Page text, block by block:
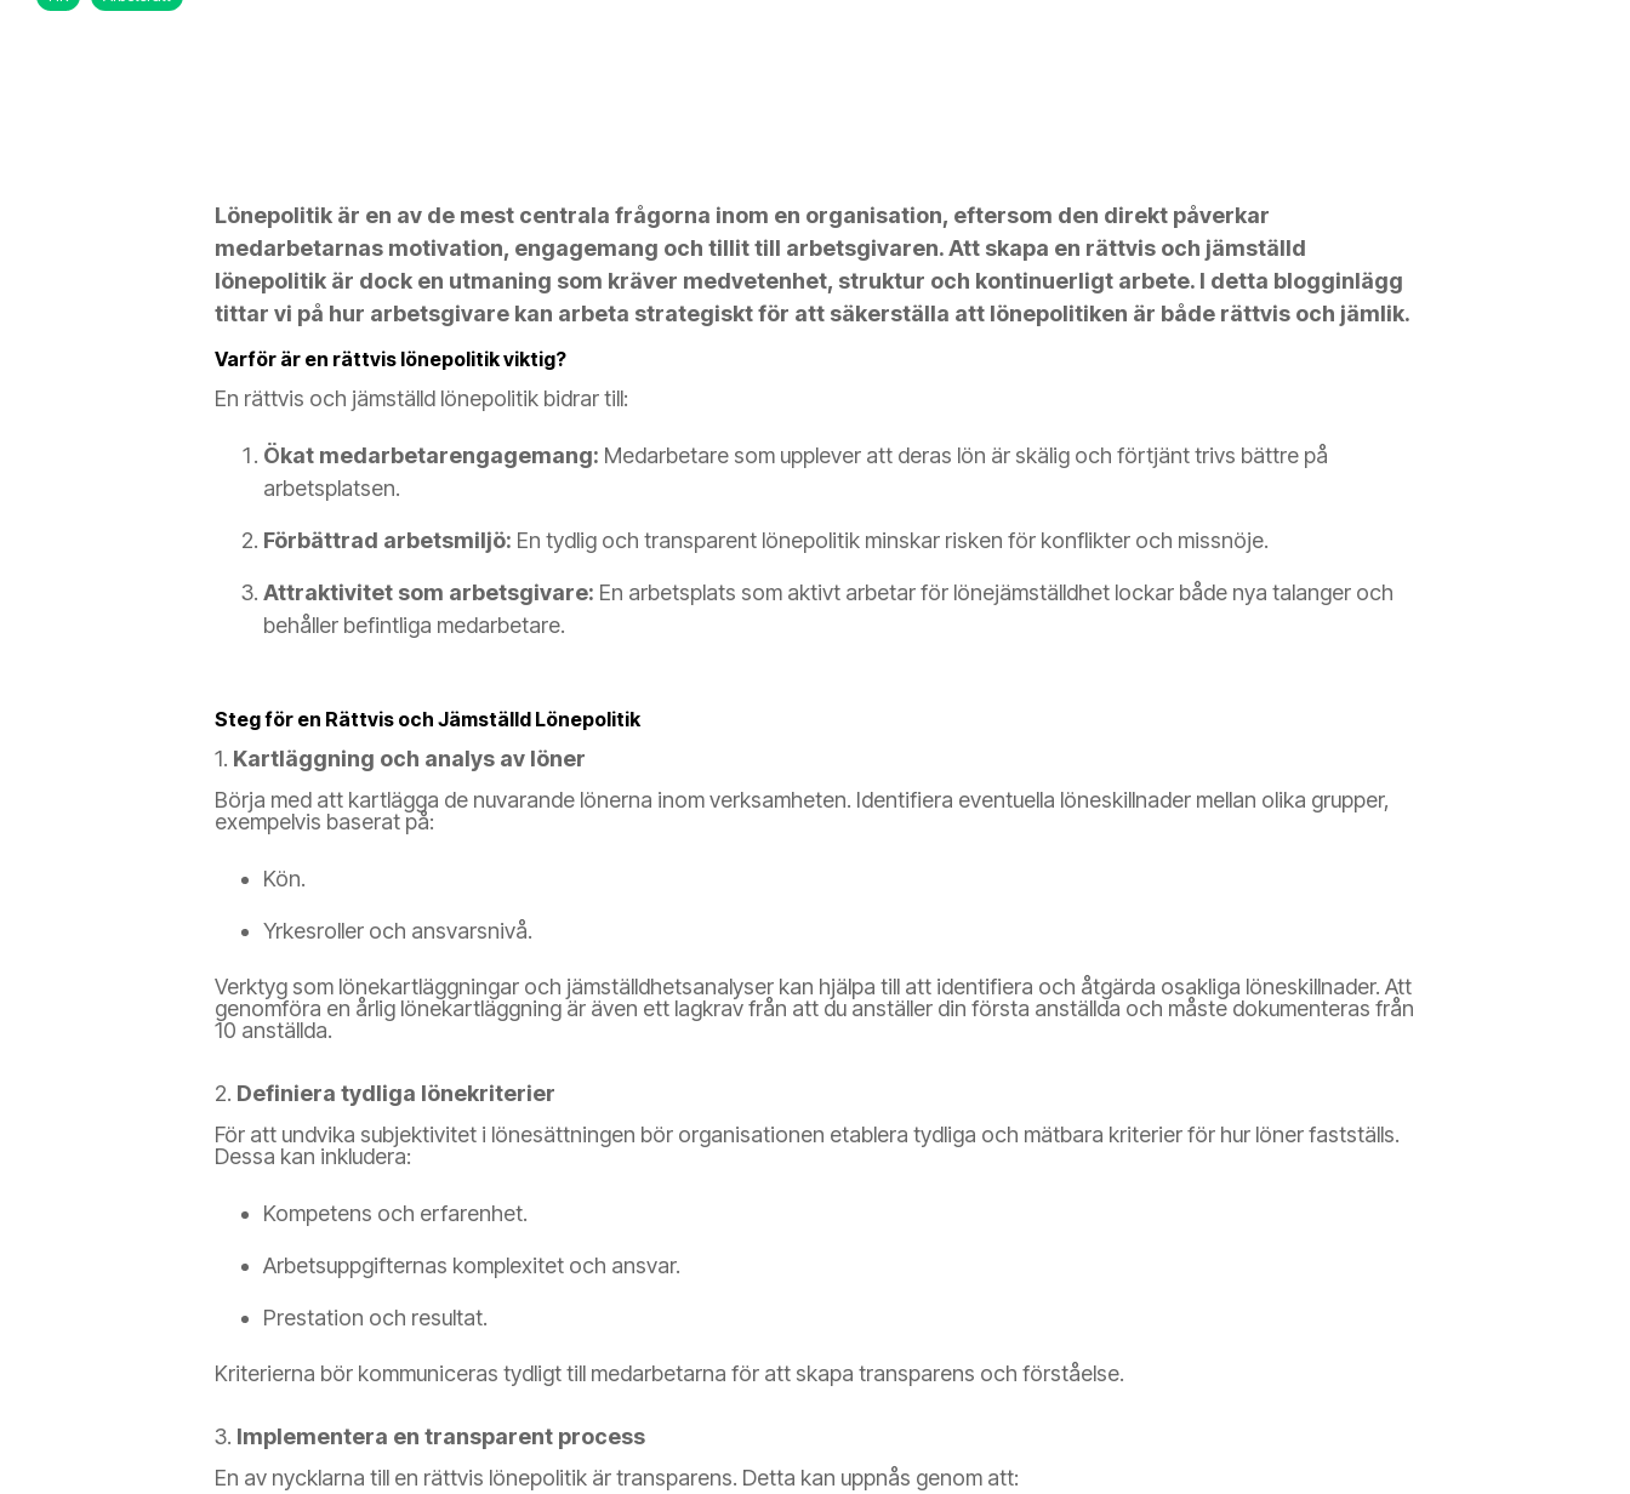
Lönepolitik är en av de mest centrala frågorna inom en organisation, eftersom den direkt påverkar
medarbetarnas motivation, engagemang och tillit till arbetsgivaren. Att skapa en rättvis och jämställd
lönepolitik är dock en utmaning som kräver medvetenhet, struktur och kontinuerligt arbete. I detta blogginlägg
tittar vi på hur arbetsgivare kan arbeta strategiskt för att säkerställa att lönepolitiken är både rättvis och jämlik.
Varför är en rättvis lönepolitik viktig?
En rättvis och jämställd lönepolitik bidrar till:
Ökat medarbetarengagemang: Medarbetare som upplever att deras lön är skälig och förtjänt trivs bättre på
arbetsplatsen.
Förbättrad arbetsmiljö: En tydlig och transparent lönepolitik minskar risken för konflikter och missnöje.
Attraktivitet som arbetsgivare: En arbetsplats som aktivt arbetar för lönejämställdhet lockar både nya talanger och
behåller befintliga medarbetare.
Steg för en Rättvis och Jämställd Lönepolitik
1. Kartläggning och analys av löner
Börja med att kartlägga de nuvarande lönerna inom verksamheten. Identifiera eventuella löneskillnader mellan olika grupper,
exempelvis baserat på:
Kön.
Yrkesroller och ansvarsnivå.
Verktyg som lönekartläggningar och jämställdhetsanalyser kan hjälpa till att identifiera och åtgärda osakliga löneskillnader. Att
genomföra en årlig lönekartläggning är även ett lagkrav från att du anställer din första anställda och måste dokumenteras från
10 anställda.
2. Definiera tydliga lönekriterier
För att undvika subjektivitet i lönesättningen bör organisationen etablera tydliga och mätbara kriterier för hur löner fastställs.
Dessa kan inkludera:
Kompetens och erfarenhet.
Arbetsuppgifternas komplexitet och ansvar.
Prestation och resultat.
Kriterierna bör kommuniceras tydligt till medarbetarna för att skapa transparens och förståelse.
3. Implementera en transparent process
En av nycklarna till en rättvis lönepolitik är transparens. Detta kan uppnås genom att: